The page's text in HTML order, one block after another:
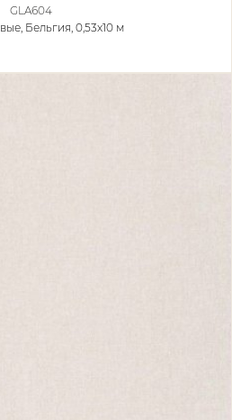
GLA604
Бельгия, 0,53x10 м